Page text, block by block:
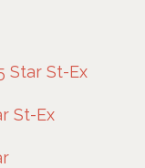
Star St-Ex
St-Ex